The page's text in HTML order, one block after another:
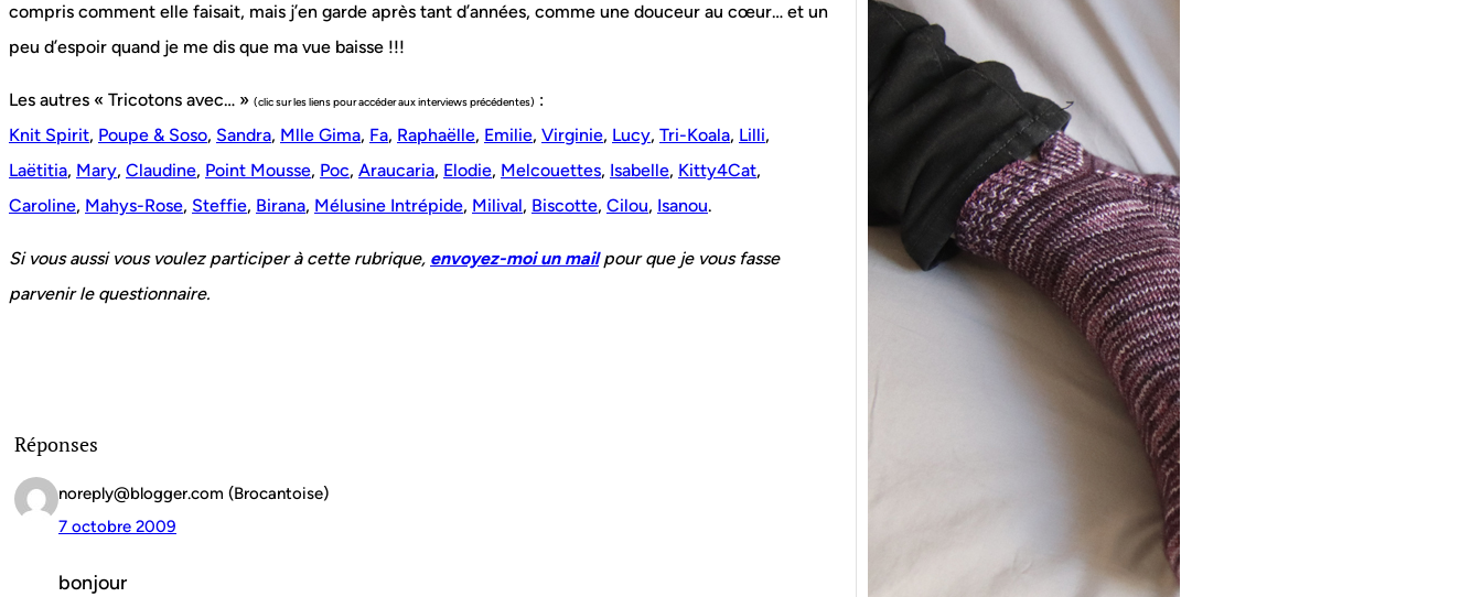
compris comment elle faisait, mais j’en garde après tant d’années, comme une douceur au cœur… et un
peu d’espoir quand je me dis que ma vue baisse !!!
Les autres « Tricotons avec… » (clic sur les liens pour accéder aux interviews précédentes) :
Knit Spirit, Poupe & Soso, Sandra, Mlle Gima, Fa, Raphaëlle, Emilie, Virginie, Lucy, Tri-Koala, Lilli,
Laëtitia, Mary, Claudine, Point Mousse, Poc, Araucaria, Elodie, Melcouettes, Isabelle, Kitty4Cat,
Caroline, Mahys-Rose, Steffie, Birana, Mélusine Intrépide, Milival, Biscotte, Cilou, Isanou.
Si vous aussi vous voulez participer à cette rubrique, envoyez-moi un mailpour que je vous fasse
parvenir le questionnaire.
Réponses
noreply@blogger.com (Brocantoise)
7 octobre 2009
bonjour
{Tricot} Le défi 2026 :
Je tricote mes
socquettes
C’est la 4ème année
consécutive que
j’organise un défi de…